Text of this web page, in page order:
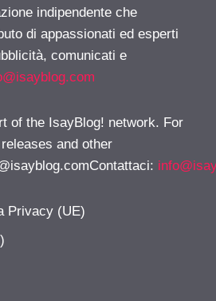
indipendente che
di appassionati ed esperti
comunicati e
of the IsayBlog! network. For
and other
:
Privacy (UE)